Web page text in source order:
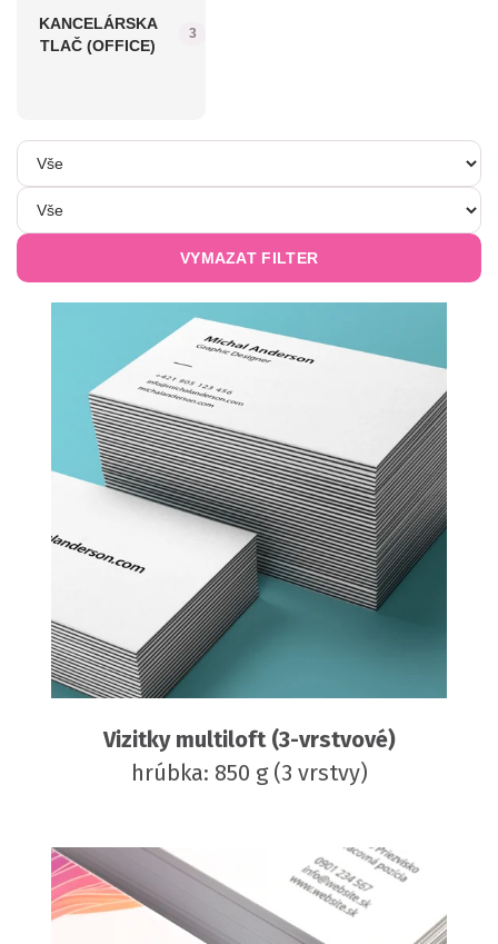
KANCELÁRSKA
TLAČ (OFFICE)
3
Vizitky multiloft (3-vrstvové)
hrúbka: 850 g (3 vrstvy)